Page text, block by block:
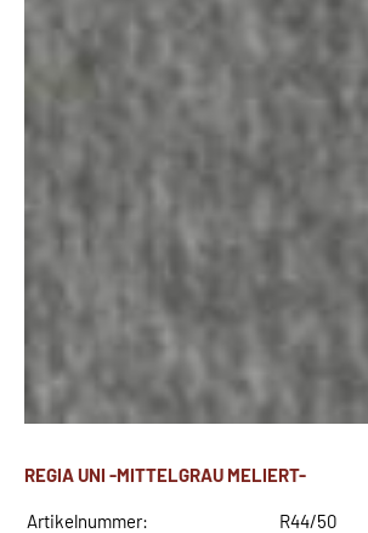
REGIA UNI -MITTELGRAU MELIERT-
Artikelnummer: R44/50